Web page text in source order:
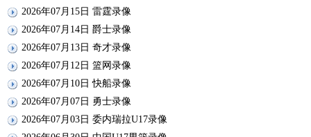
2026年07月15日 雷霆录像
2026年07月14日 爵士录像
2026年07月13日 奇才录像
2026年07月12日 篮网录像
2026年07月10日 快船录像
2026年07月07日 勇士录像
2026年07月03日 委内瑞拉U17录像